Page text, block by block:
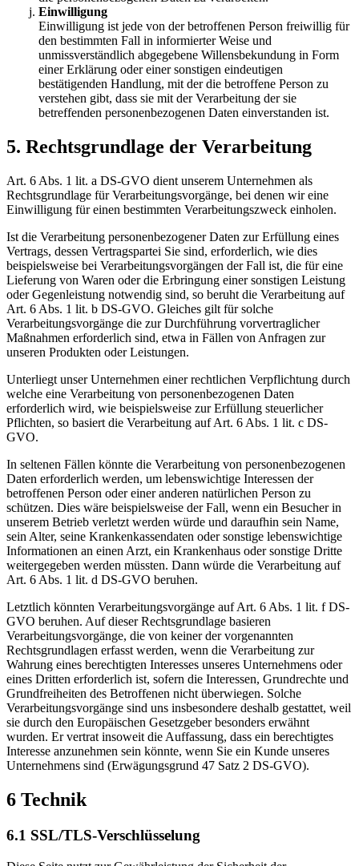
Einwilligung
Einwilligung ist jede von der betroffenen Person freiwillig für
den bestimmten Fall in informierter Weise und
unmissverständlich abgegebene Willensbekundung in Form
einer Erklärung oder einer sonstigen eindeutigen
bestätigenden Handlung, mit der die betroffene Person zu
verstehen gibt, dass sie mit der Verarbeitung der sie
betreffenden personenbezogenen Daten einverstanden ist.
5. Rechtsgrundlage der Verarbeitung
Art. 6 Abs. 1 lit. a DS-GVO dient unserem Unternehmen als
Rechtsgrundlage für Verarbeitungsvorgänge, bei denen wir eine
Einwilligung für einen bestimmten Verarbeitungszweck einholen.
Ist die Verarbeitung personenbezogener Daten zur Erfüllung eines
Vertrags, dessen Vertragspartei Sie sind, erforderlich, wie dies
beispielsweise bei Verarbeitungsvorgängen der Fall ist, die für eine
Lieferung von Waren oder die Erbringung einer sonstigen Leistung
oder Gegenleistung notwendig sind, so beruht die Verarbeitung auf
Art. 6 Abs. 1 lit. b DS-GVO. Gleiches gilt für solche
Verarbeitungsvorgänge die zur Durchführung vorvertraglicher
Maßnahmen erforderlich sind, etwa in Fällen von Anfragen zur
unseren Produkten oder Leistungen.
Unterliegt unser Unternehmen einer rechtlichen Verpflichtung durch
welche eine Verarbeitung von personenbezogenen Daten
erforderlich wird, wie beispielsweise zur Erfüllung steuerlicher
Pflichten, so basiert die Verarbeitung auf Art. 6 Abs. 1 lit. c DS-
GVO.
In seltenen Fällen könnte die Verarbeitung von personenbezogenen
Daten erforderlich werden, um lebenswichtige Interessen der
betroffenen Person oder einer anderen natürlichen Person zu
schützen. Dies wäre beispielsweise der Fall, wenn ein Besucher in
unserem Betrieb verletzt werden würde und daraufhin sein Name,
sein Alter, seine Krankenkassendaten oder sonstige lebenswichtige
Informationen an einen Arzt, ein Krankenhaus oder sonstige Dritte
weitergegeben werden müssten. Dann würde die Verarbeitung auf
Art. 6 Abs. 1 lit. d DS-GVO beruhen.
Letztlich könnten Verarbeitungsvorgänge auf Art. 6 Abs. 1 lit. f DS-
GVO beruhen. Auf dieser Rechtsgrundlage basieren
Verarbeitungsvorgänge, die von keiner der vorgenannten
Rechtsgrundlagen erfasst werden, wenn die Verarbeitung zur
Wahrung eines berechtigten Interesses unseres Unternehmens oder
eines Dritten erforderlich ist, sofern die Interessen, Grundrechte und
Grundfreiheiten des Betroffenen nicht überwiegen. Solche
Verarbeitungsvorgänge sind uns insbesondere deshalb gestattet, weil
sie durch den Europäischen Gesetzgeber besonders erwähnt
wurden. Er vertrat insoweit die Auffassung, dass ein berechtigtes
Interesse anzunehmen sein könnte, wenn Sie ein Kunde unseres
Unternehmens sind (Erwägungsgrund 47 Satz 2 DS-GVO).
6 Technik
6.1 SSL/TLS-Verschlüsselung